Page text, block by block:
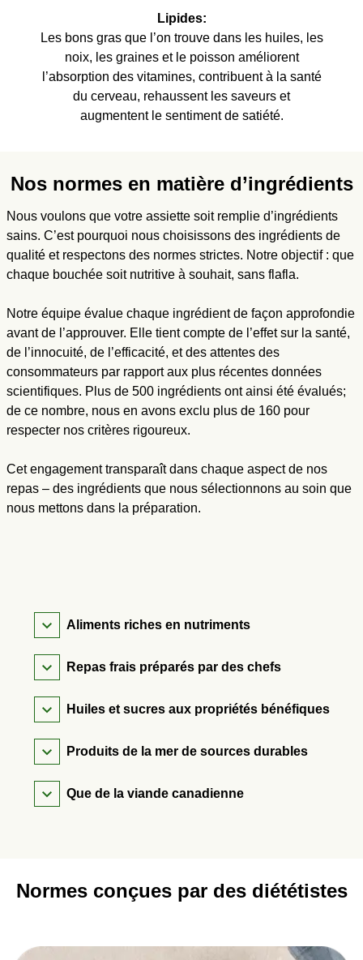
Lipides:
Les bons gras que l’on trouve dans les huiles, les
noix, les graines et le poisson améliorent
l’absorption des vitamines, contribuent à la santé
du cerveau, rehaussent les saveurs et
augmentent le sentiment de satiété.
Nos normes en matière d’ingrédients
Nous voulons que votre assiette soit remplie d’ingrédients
sains. C’est pourquoi nous choisissons des ingrédients de
qualité et respectons des normes strictes. Notre objectif : que
chaque bouchée soit nutritive à souhait, sans flafla.
Notre équipe évalue chaque ingrédient de façon approfondie
avant de l’approuver. Elle tient compte de l’effet sur la santé,
de l’innocuité, de l’efficacité, et des attentes des
consommateurs par rapport aux plus récentes données
scientifiques. Plus de 500 ingrédients ont ainsi été évalués;
de ce nombre, nous en avons exclu plus de 160 pour
respecter nos critères rigoureux.
Cet engagement transparaît dans chaque aspect de nos
repas – des ingrédients que nous sélectionnons au soin que
nous mettons dans la préparation.
Aliments riches en nutriments
Repas frais préparés par des chefs
Huiles et sucres aux propriétés bénéfiques
Produits de la mer de sources durables
Que de la viande canadienne
Normes conçues par des diététistes